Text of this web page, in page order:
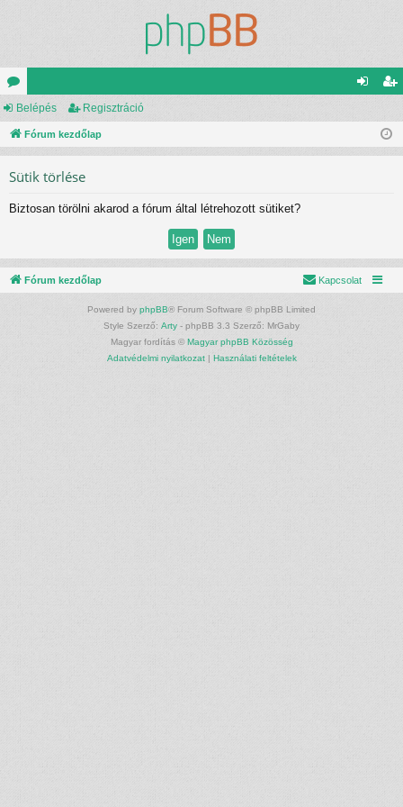
ór
u is
Belépés Regisztráció
Fórum kezdőlap
Sütik törlése
Biztosan törölni akarod a fórum által létrehozott sütiket?
Fórum kezdőlap Kapcsolat
Powered by phpBB® Forum Software © phpBB Limited
Style Szerző: Arty - phpBB 3.3 Szerző: MrGaby
Magyar fordítás © Magyar phpBB Közösség
Adatvédelmi nyilatkozat| Használati feltételek